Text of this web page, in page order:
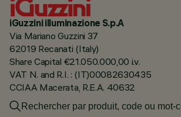
iGuzzini illuminazione S.p.A
Via Mariano Guzzini 37
62019 Recanati (Italy)
Share Capital €21.050.000,00 i.v.
VAT N. and R.I. : (IT)00082630435
CCIAA Macerata, R.E.A. 40632